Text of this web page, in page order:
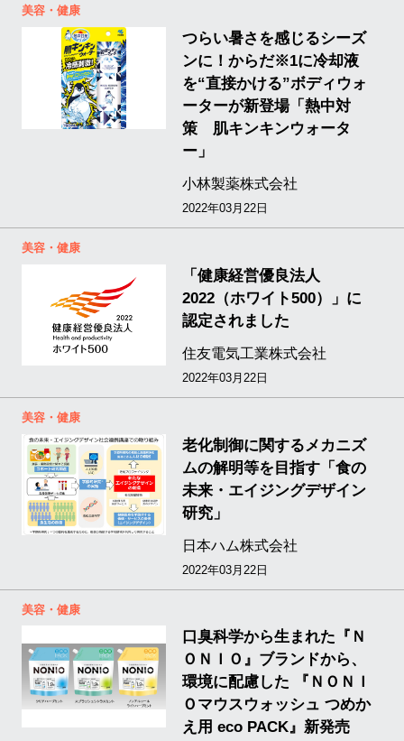
美容・健康
つらい暑さを感じるシーズ
ンに！からだ※1に冷却液
を“直接かける”ボディウォ
ーターが新登場「熱中対
策 肌キンキンウォータ
ー」
小林製薬株式会社
2022年03月22日
美容・健康
「健康経営優良法人
2022（ホワイト500）」に
認定されました
住友電気工業株式会社
2022年03月22日
美容・健康
老化制御に関するメカニズ
ムの解明等を目指す「食の
未来・エイジングデザイン
研究」
日本ハム株式会社
2022年03月22日
美容・健康
口臭科学から生まれた『Ｎ
ＯＮＩＯ』ブランドから、
環境に配慮した 『ＮＯＮＩ
Ｏマウスウォッシュ つめか
え用 eco PACK』新発売